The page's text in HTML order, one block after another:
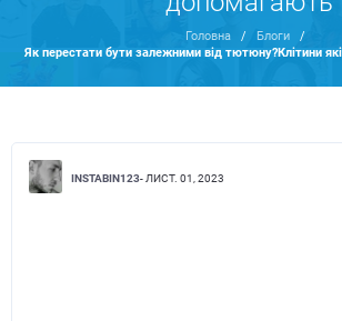
Головна / Блоги
/
Як перестати бути залежними від тютюну?Клітини
INSTABIN123- ЛИСТ. 01, 2023